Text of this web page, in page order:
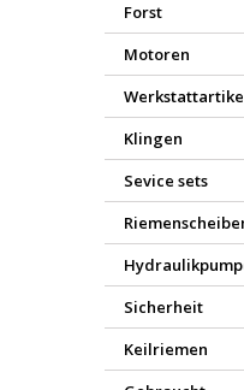
Forst
Motoren
Klingen
Sevice sets
Sicherheit
Keilriemen